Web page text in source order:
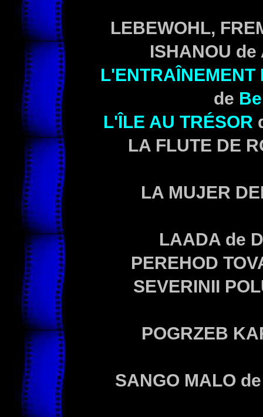
LEBEWOHL,
ISHANOU
L'ENTRAÎNEMENT
de
L'ÎLE AU TRÉSOR
LA FLUTE DE
LA MUJER
LAADA de
PEREHOD
SEVERINII
POGRZEB
SANGO MALO